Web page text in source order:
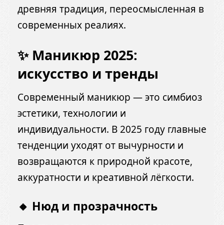
древняя традиция, переосмысленная в
современных реалиях.
✨ Маникюр 2025:
искусство и тренды
Современный маникюр — это симбиоз
эстетики, технологии и
индивидуальности. В 2025 году главные
тенденции уходят от вычурности и
возвращаются к природной красоте,
аккуратности и креативной лёгкости.
🔸 Нюд и прозрачность